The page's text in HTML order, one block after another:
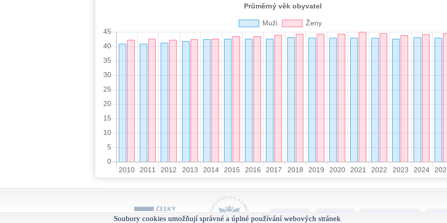
O projektu Nápověda
Soubory cookies umožňují správné a úplné používání webových stránek